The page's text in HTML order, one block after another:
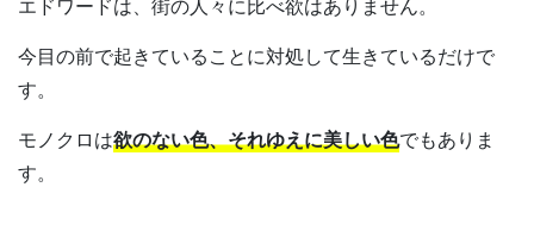
今目の前で起きていることに対処して生きているだけで
す。
モノクロは欲のない色、それゆえに美しい色でもありま
す。